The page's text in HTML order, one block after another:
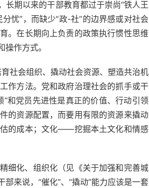
期以来的干部教育都过于崇尚“铁人王
忧”，而缺少“政-社”的边界感或对社会
。在长期向上负责的政策执行惯性思维
作方式。
社会组织、撬动社会资源、塑造共治机
作方法。党和政府治理社会的抓手或干
和党员先进性是真正的价值、行动引领
的资源配置，而要用有限的资源来撬动
的成本；文化——挖掘本土文化和情感
细化、组织化（见《关于加强和完善城
来说，“催化”、“撬动”能力应该是一套